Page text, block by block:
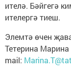
ителә. Бәйгегә
ителергә тиеш.
Элемтә өчен
Тетерина Марина
mail: